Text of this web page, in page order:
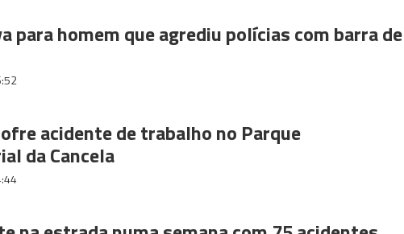
para homem que agrediu polícias com barra de
acidente de trabalho no Parque
da Cancela